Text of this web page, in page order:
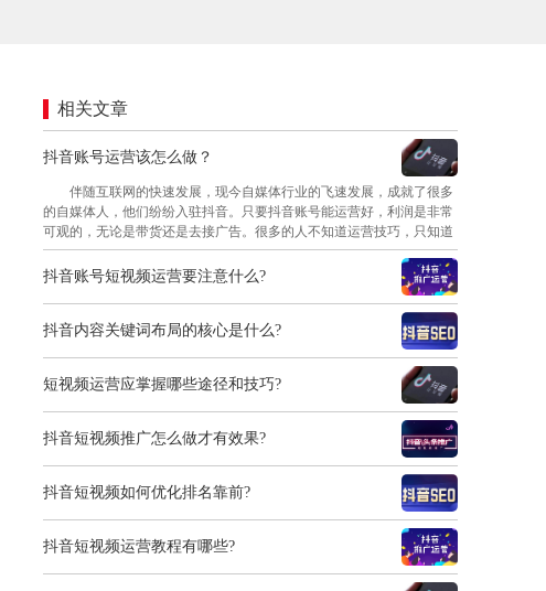
相关文章
抖音账号运营该怎么做？
伴随互联网的快速发展，现今自媒体行业的飞速发展，成就了很多
的自媒体人，他们纷纷入驻抖音。只要抖音账号能运营好，利润是非常
可观的，无论是带货还是去接广告。很多的人不知道运营技巧，只知道
几个基础的数据，点赞播放评论等。事实上抖音的运营不止于此，而且
前期的误操作可能会导致账号被平台限制。接下来，小编就跟大家说说
抖音账号短视频运营要注意什么?
抖音内容关键词布局的核心是什么?
短视频运营应掌握哪些途径和技巧?
抖音短视频推广怎么做才有效果?
抖音短视频如何优化排名靠前?
抖音短视频运营教程有哪些?